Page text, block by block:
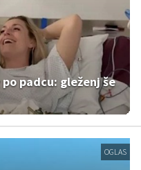
padcu: gleženj še
OGLAS